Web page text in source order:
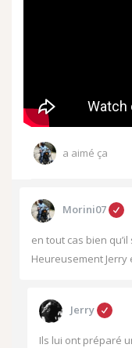
a aimé ça
Morini07
en tout cas bien
Heureusement Jerry
Jerry
Ils lui ont préparé